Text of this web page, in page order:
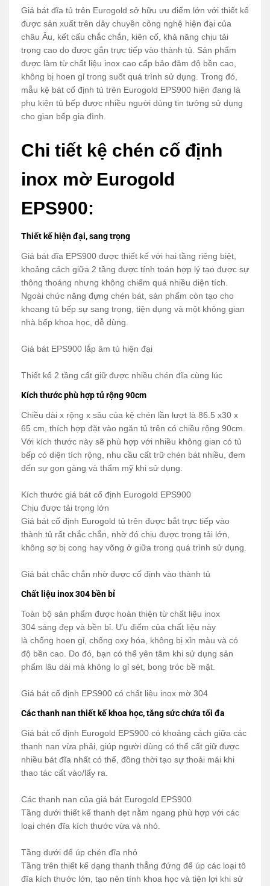
Giá bát đĩa tủ trên Eurogold sở hữu ưu điểm lớn với thiết kế
được sản xuất trên dây chuyền công nghệ hiện đại của
châu Âu, kết cấu chắc chắn, kiên cố, khả năng chịu tải
trọng cao do được gắn trực tiếp vào thành tủ. Sản phẩm
được làm từ chất liệu inox cao cấp bảo đảm độ bền cao,
không bị hoen gỉ trong suốt quá trình sử dụng. Trong đó,
mẫu kệ bát cố định tủ trên Eurogold EPS900 hiện đang là
phụ kiện tủ bếp được nhiều người dùng tin tưởng sử dụng
cho gian bếp gia đình.
Chi tiết kệ chén cố định
inox mờ Eurogold
EPS900:
Thiết kế hiện đại, sang trọng
Giá bát đĩa EPS900 được thiết kế với hai tầng riêng biệt,
khoảng cách giữa 2 tầng được tính toán hợp lý tạo được sự
thông thoáng nhưng không chiếm quá nhiều diện tích.
Ngoài chức năng đựng chén bát, sản phẩm còn tạo cho
khoang tủ bếp sự sang trọng, tiện dụng và một không gian
nhà bếp khoa học, dễ dùng.
Giá bát EPS900 lắp âm tủ hiện đại
Thiết kế 2 tầng cất giữ được nhiều chén đĩa cùng lúc
Kích thước phù hợp tủ rộng 90cm
Chiều dài x rộng x sâu của kệ chén lần lượt là 86.5 x30 x
65 cm, thích hợp đặt vào ngăn tủ trên có chiều rộng 90cm.
Với kích thước này sẽ phù hợp với nhiều không gian có tủ
bếp có diện tích rộng, nhu cầu cất trữ chén bát nhiều, đem
đến sự gọn gàng và thẩm mỹ khi sử dụng.
Kích thước giá bát cố định Eurogold EPS900
Chịu được tải trọng lớn
Giá bát cố định Eurogold tủ trên được bắt trực tiếp vào
thành tủ rất chắc chắn, nhờ đó chịu được trọng tải lớn,
không sợ bị cong hay võng ở giữa trong quá trình sử dụng.
Giá bát chắc chắn nhờ được cố định vào thành tủ
Chất liệu inox 304 bền bỉ
Toàn bộ sản phẩm được hoàn thiện từ chất liệu inox
304 sáng đẹp và bền bỉ. Ưu điểm của chất liệu này
là chống hoen gỉ, chống oxy hóa, không bị xỉn màu và có
độ bền cao. Do đó, bạn có thể yên tâm khi sử dụng sản
phẩm lâu dài mà không lo gỉ sét, bong tróc bề mặt.
Giá bát cố định EPS900 có chất liệu inox mờ 304
Các thanh nan thiết kế khoa học, tăng sức chứa tối đa
Giá bát cố định Eurogold EPS900 có khoảng cách giữa các
thanh nan vừa phải, giúp người dùng có thể cất giữ được
nhiều bát đĩa nhất có thể, đồng thời tạo sự thoải mái khi
thao tác cất vào/lấy ra.
Các thanh nan của giá bát Eurogold EPS900
Tầng dưới thiết kế thanh dẹt nằm ngang phù hợp với các
loại chén đĩa kích thước vừa và nhỏ.
Tầng dưới để úp chén đĩa nhỏ
Tầng trên thiết kế dạng thanh thẳng đứng để úp các loại tô
đĩa kích thước lớn, tạo nên tính khoa học và tiện lợi khi sử